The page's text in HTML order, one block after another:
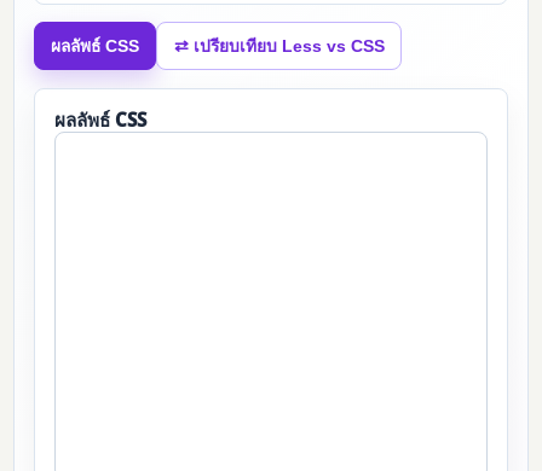
ผลลัพธ์ CSS ⇄ เปรียบเทียบ Less vs CSS
ผลลัพธ์ CSS